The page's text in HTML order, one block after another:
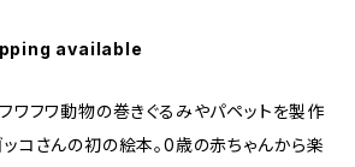
available
ワフワ動物の巻きぐるみやパペットを製作
コさんの初の絵本。0歳の赤ちゃんから楽